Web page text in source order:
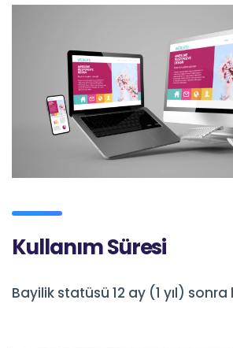
Kullanım Süresi
Bayilik statüsü 12 ay (1 yıl)